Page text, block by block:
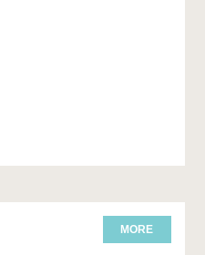
MORE